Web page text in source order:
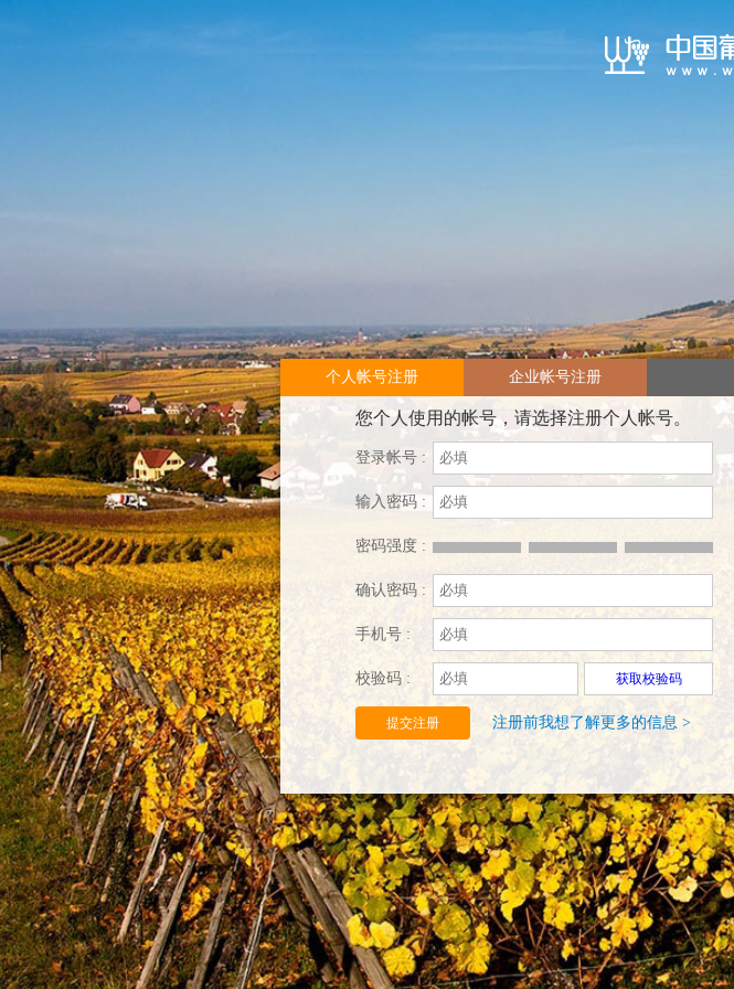
个人帐号注册 企业帐号注册
您个人使用的帐号，请选择注册个人帐号。
登录帐号 :
输入密码 :
密码强度 :
确认密码 :
手机号 :
校验码 : 获取校验码
提交注册 注册前我想了解更多的信息 >